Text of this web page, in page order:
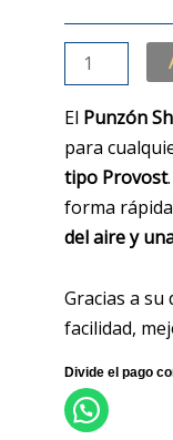
El Punzón
para
tipo Provost
forma
del aire y
Gracias a
facilidad,